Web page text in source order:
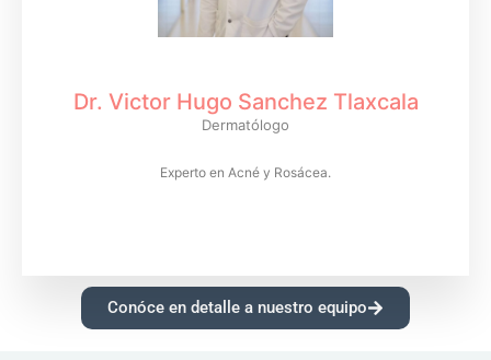
Dr. Victor Hugo Sanchez Tlaxcala
Dermatólogo
Experto en Acné y Rosácea.
Conóce en detalle a nuestro equipo